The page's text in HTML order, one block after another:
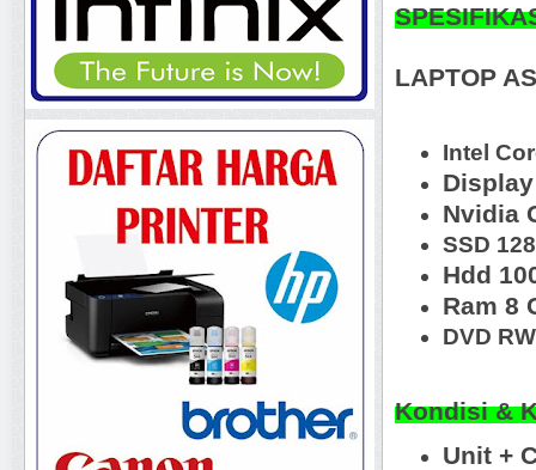
LAPTOP
Intel
Nvidia
SSD
Hdd
Ram 8
DVD
Kondisi &
Unit +